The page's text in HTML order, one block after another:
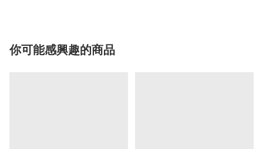
你可能感興趣的商品